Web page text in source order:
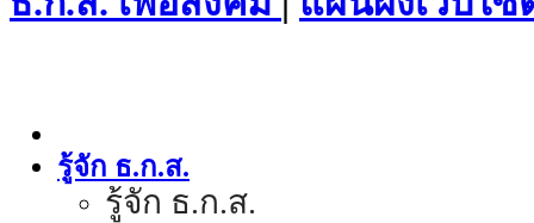
รู้จัก ธ.ก.ส.
รู้จัก ธ.ก.ส.